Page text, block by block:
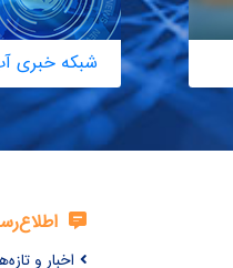
شبکه خبری
اخبار و